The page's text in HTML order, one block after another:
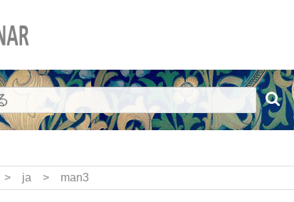
> ja > man3